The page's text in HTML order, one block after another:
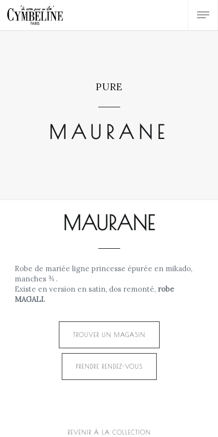
PURE
MAURANE
MAURANE
Robe de mariée ligne princesse épurée en mikado,
manches ¾ .
Existe en version en satin, dos remonté, robe
MAGALI.
TROUVER UN MAGASIN
PRENDRE RENDEZ-VOUS
REVENIR À LA COLLECTION